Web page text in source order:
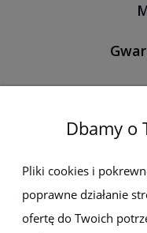
Zapisz się do
Dbamy o
Pliki cookies i
poprawne działanie
ofertę do Twoich